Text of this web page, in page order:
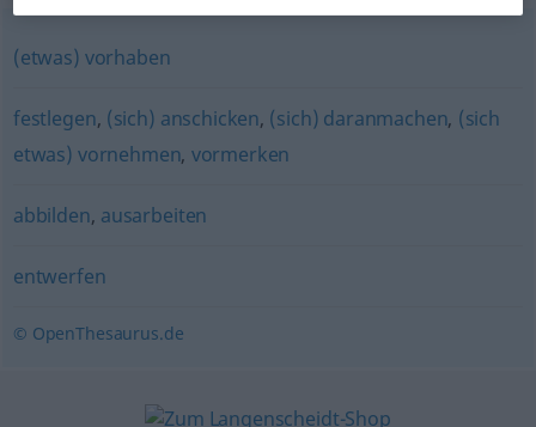
(etwas) vorhaben
festlegen, (sich) anschicken, (sich) daranmachen, (sich
etwas) vornehmen, vormerken
abbilden, ausarbeiten
entwerfen
© OpenThesaurus.de